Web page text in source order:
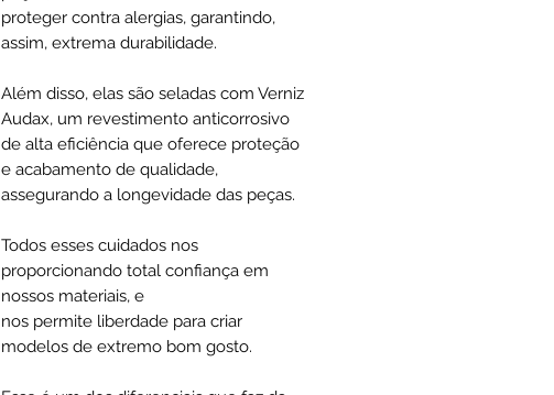
proteger contra alergias, garantindo,
assim, extrema durabilidade.
Além disso, elas são seladas com Verniz
Audax, um revestimento anticorrosivo
de alta eficiência que oferece proteção
e acabamento de qualidade,
assegurando a longevidade das peças.
Todos esses cuidados nos
proporcionando total confiança em
nossos materiais, e
nos permite liberdade para criar
modelos de extremo bom gosto.